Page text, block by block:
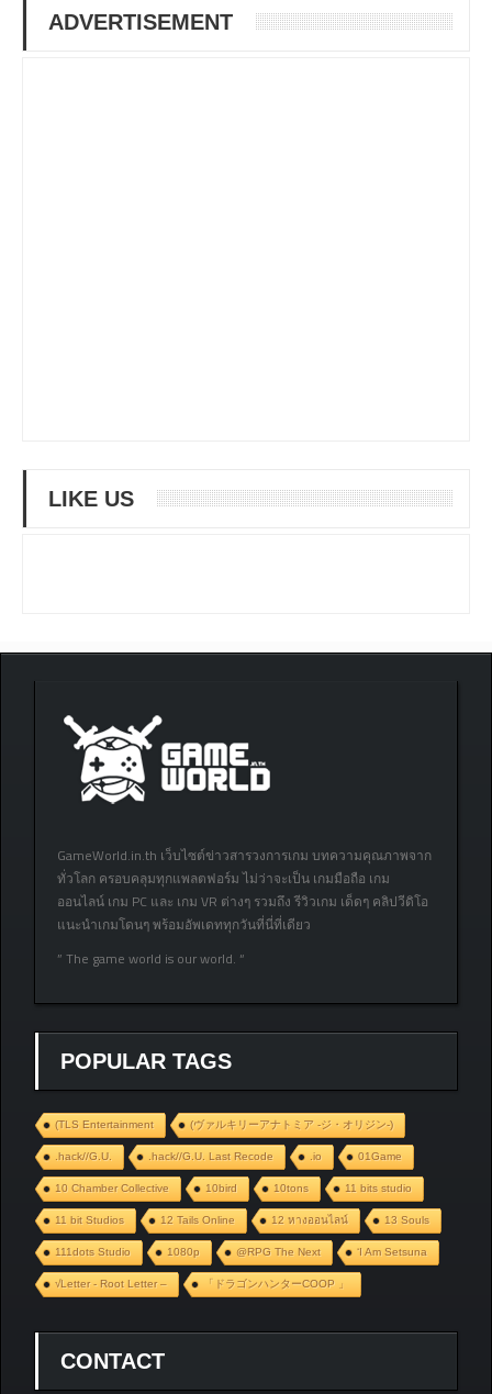
ADVERTISEMENT
LIKE US
GameWorld.in.th เว็บไซต์ข่าวสารวงการเกม บทความคุณภาพจาก
ทั่วโลก ครอบคลุมทุกแพลตฟอร์ม ไม่ว่าจะเป็น เกมมือถือ เกม
ออนไลน์ เกม PC และ เกม VR ต่างๆ รวมถึง รีวิวเกม เด็ดๆ คลิปวีดิโอ
แนะนำเกมโดนๆ พร้อมอัพเดททุกวันที่นี่ที่เดียว
” The game world is our world. “
POPULAR TAGS
(TLS Entertainment (ヴァルキリーアナトミア ‐ジ・オリジン‐)
.hack//G.U. .hack//G.U. Last Recode .io 01Game
10 Chamber Collective 10bird 10tons 11 bits studio
11 bit Studios 12 Tails Online 12 หางออนไลน์ 13 Souls
111dots Studio 1080p @RPG The Next ‘I Am Setsuna
√Letter - Root Letter – 「ドラゴンハンターCOOP 」
CONTACT